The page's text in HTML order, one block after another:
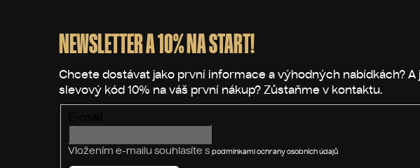
NEWSLETTER A 10% NA START!
Vložením e-mailu souhlasíte s podmínkami ochrany osobních údajů